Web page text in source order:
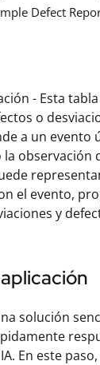
Defect
- Esta
o
a un evento
observación
el evento,
y
solución
En este